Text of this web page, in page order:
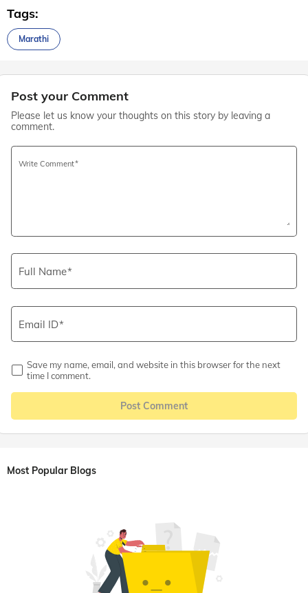
Tags:
Marathi
Post your Comment
Please let us know your thoughts on this story by leaving a
comment.
Write Comment
Full Name
Email ID
Save my name, email, and website in this browser for the next
time I comment.
Post Comment
Most Popular Blogs